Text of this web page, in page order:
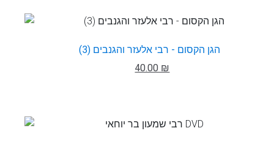
הגן הקסום - רבי אלעזר והגנבים (3)
40.00 ₪